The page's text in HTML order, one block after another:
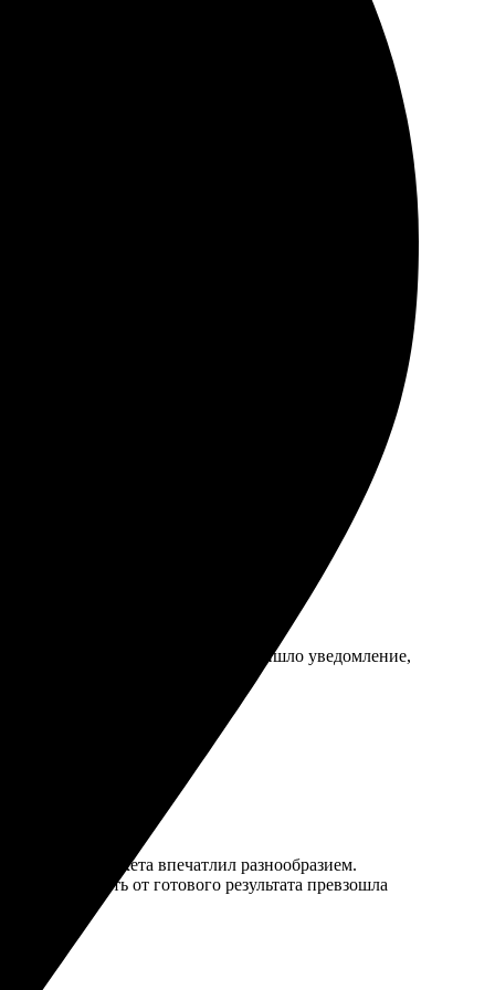
и интуитивным, все шаги легко поняты.
заняла минимальное время.
всем, кто хочет сохранить приятные
чем ожидала. Всё упаковано аккуратно,
фото, выбираешь оформление. Пришло уведомление,
и макета впечатлил разнообразием.
Радость от готового результата превзошла